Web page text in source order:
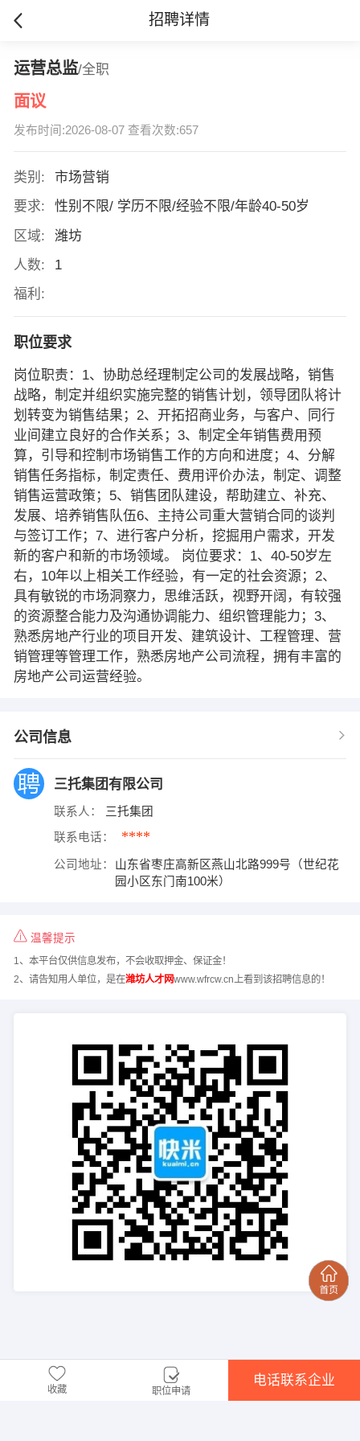
招聘详情
运营总监/全职
面议
发布时间:2026-08-07 查看次数:657
类别:
市场营销
要求:
性别不限/ 学历不限/经验不限/年龄40-50岁
区域:
潍坊
人数:
1
福利:
职位要求
岗位职责：1、协助总经理制定公司的发展战略，销售
战略，制定并组织实施完整的销售计划，领导团队将计
划转变为销售结果；2、开拓招商业务，与客户、同行
业间建立良好的合作关系；3、制定全年销售费用预
算，引导和控制市场销售工作的方向和进度；4、分解
销售任务指标，制定责任、费用评价办法，制定、调整
销售运营政策；5、销售团队建设，帮助建立、补充、
发展、培养销售队伍6、主持公司重大营销合同的谈判
与签订工作；7、进行客户分析，挖掘用户需求，开发
新的客户和新的市场领域。 岗位要求：1、40-50岁左
右，10年以上相关工作经验，有一定的社会资源；2、
具有敏锐的市场洞察力，思维活跃，视野开阔，有较强
的资源整合能力及沟通协调能力、组织管理能力；3、
熟悉房地产行业的项目开发、建筑设计、工程管理、营
销管理等管理工作，熟悉房地产公司流程，拥有丰富的
房地产公司运营经验。
公司信息
三托集团有限公司
联系人： 三托集团
联系电话： ****
公司地址：
山东省枣庄高新区燕山北路999号（世纪花
园小区东门南100米）
温馨提示
1、本平台仅供信息发布，不会收取押金、保证金！
2、请告知用人单位，是在潍坊人才网www.wfrcw.cn上看到该招聘信息的！
收藏 职位申请
电话联系企业